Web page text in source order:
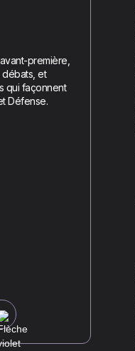
première,
et
qui façonnent
Défense.